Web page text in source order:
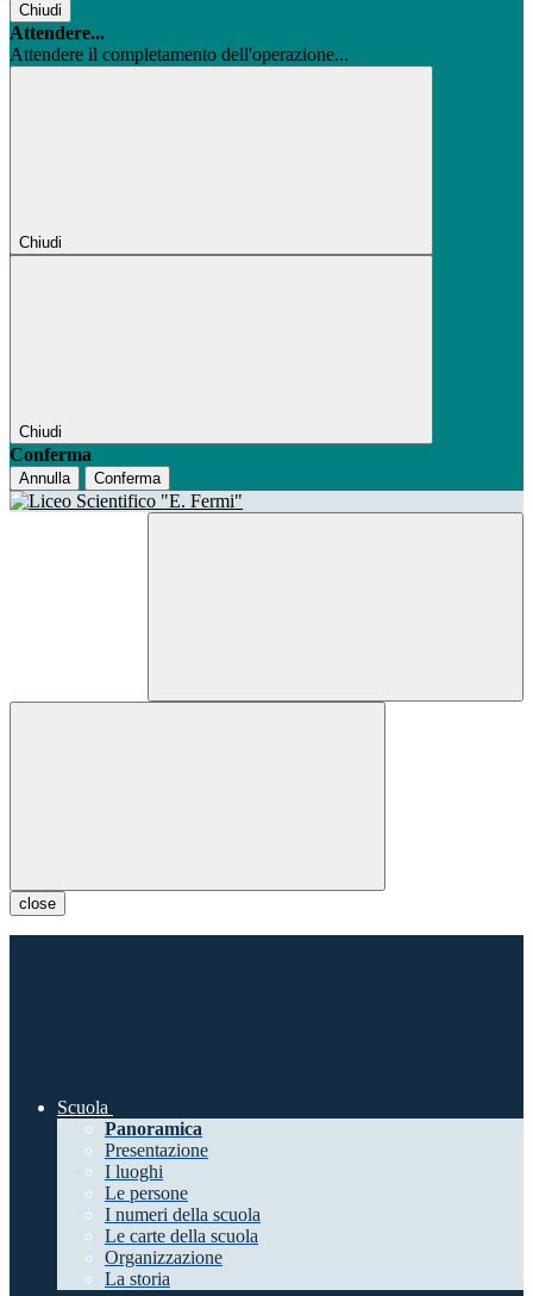
Chiudi
Attendere...
Attendere il completamento dell'operazione...
Chiudi
Chiudi
Conferma
Annulla Conferma
close
Scuola
Panoramica
Presentazione
I luoghi
Le persone
I numeri della scuola
Le carte della scuola
Organizzazione
La storia